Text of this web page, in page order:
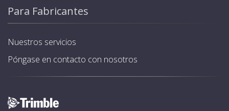
Para Fabricantes
Nuestros servicios
Póngase en contacto con nosotros